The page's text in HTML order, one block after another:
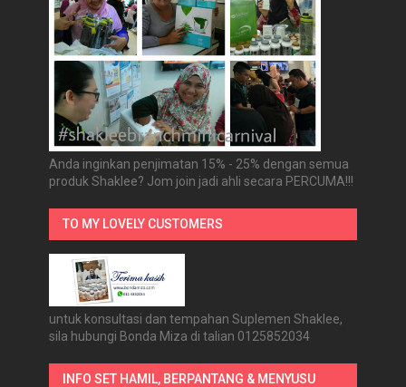
Anda inginkan penjimatan 15% - 25% dengan semua
produk Shaklee? Jom join jadi ahli secara PERCUMA!!!
TO MY LOVELY CUSTOMERS
untuk konsultasi dan tempahan Suplemen Shaklee,
sila hubungi Bonda Miza di talian 0125852034
INFO SET HAMIL, BERPANTANG & MENYUSU